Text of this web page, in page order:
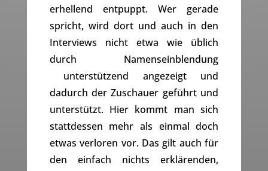
erhellend entpuppt. Wer gerade
spricht, wird dort und auch in den
Interviews nicht etwa wie üblich
durch Namenseinblendung
unterstützend angezeigt und
dadurch der Zuschauer geführt und
unterstützt. Hier kommt man sich
stattdessen mehr als einmal doch
etwas verloren vor. Das gilt auch für
den einfach nichts erklärenden,